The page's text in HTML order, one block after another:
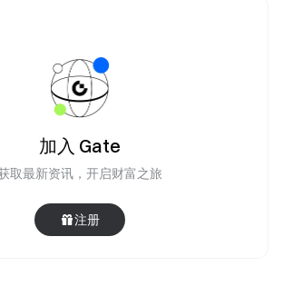
加入 Gate
取最新资讯，开启财富之旅
注册